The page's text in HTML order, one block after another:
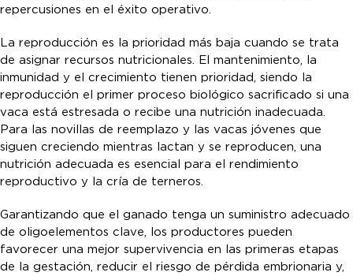
repercusiones en el éxito operativo.
La reproducción es la prioridad más baja cuando se trata
de asignar recursos nutricionales. El mantenimiento, la
inmunidad y el crecimiento tienen prioridad, siendo la
reproducción el primer proceso biológico sacrificado si una
vaca está estresada o recibe una nutrición inadecuada.
Para las novillas de reemplazo y las vacas jóvenes que
siguen creciendo mientras lactan y se reproducen, una
nutrición adecuada es esencial para el rendimiento
reproductivo y la cría de terneros.
Garantizando que el ganado tenga un suministro adecuado
de oligoelementos clave, los productores pueden
favorecer una mejor supervivencia en las primeras etapas
de la gestación, reducir el riesgo de pérdida embrionaria y,